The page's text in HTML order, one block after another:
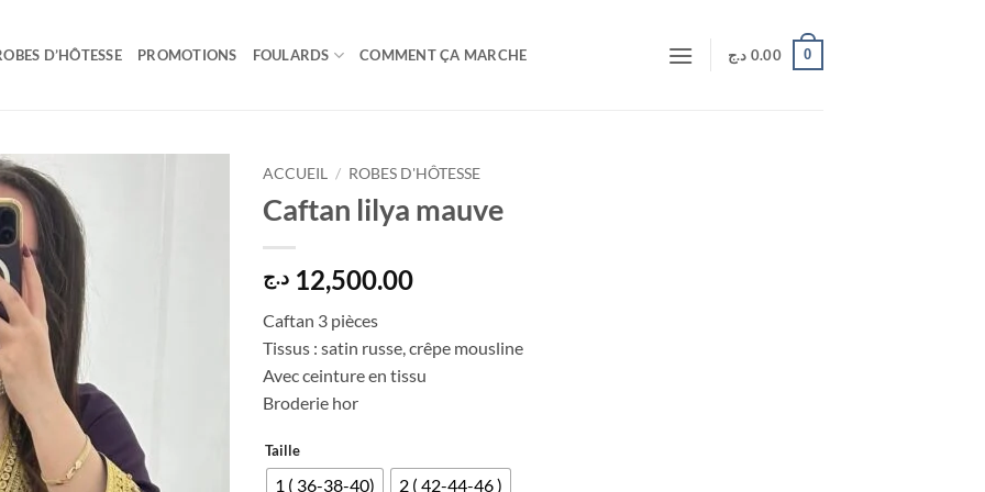
D’HÔTESSE PROMOTIONS FOULARDS COMMENT ÇA MARCHE 0.00 د.ج 0
ACCUEIL / ROBES D'HÔTESSE
Caftan lilya mauve
12,500.00 د.ج
Caftan 3 pièces
Tissus : satin russe, crêpe mousline
Avec ceinture en tissu
Broderie hor
Taille
1 ( 36-38-40) 2 ( 42-44-46 )